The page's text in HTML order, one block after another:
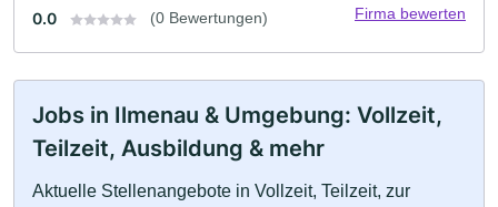
0.0 (0 Bewertungen) Firma bewerten
Jobs in Ilmenau & Umgebung: Vollzeit,
Teilzeit, Ausbildung & mehr
Aktuelle Stellenangebote in Vollzeit, Teilzeit, zur